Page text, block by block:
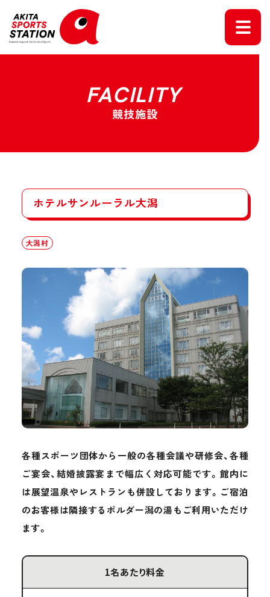
FACILITY
競技施設
ホテルサンルーラル大潟
大潟村
各種スポーツ団体から一般の各種会議や研修会、各種
ご宴会、結婚披露宴まで幅広く対応可能です。館内に
は展望温泉やレストランも併設しております。ご宿泊
のお客様は隣接するポルダー潟の湯もご利用いただけ
ます。
1名あたり料金